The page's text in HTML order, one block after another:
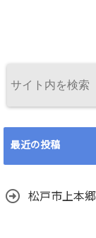
最近の投稿
松戸市上本